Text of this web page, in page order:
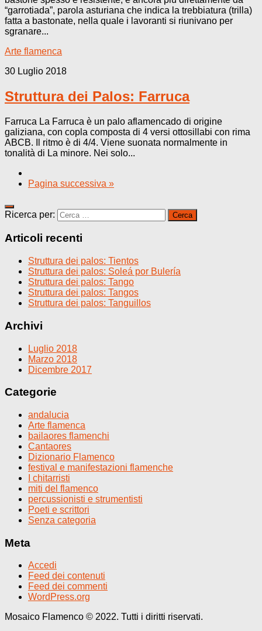
“garrotiada”, parola asturiana che indica la trebbiatura (trilla)
fatta a bastonate, nella quale i lavoranti si riunivano per
sgranare...
Arte flamenca
30 Luglio 2018
Struttura dei Palos: Farruca
Farruca La Farruca è un palo aflamencado di origine
galiziana, con copla composta di 4 versi ottosillabi con rima
ABCB. Il ritmo è di 4/4. Viene suonata normalmente in
tonalità di La minore. Nei solo...
Pagina successiva »
Ricerca per:
Articoli recenti
Struttura dei palos: Tientos
Struttura dei palos: Soleá por Bulería
Struttura dei palos: Tango
Struttura dei palos: Tangos
Struttura dei palos: Tanguillos
Archivi
Luglio 2018
Marzo 2018
Dicembre 2017
Categorie
andalucia
Arte flamenca
bailaores flamenchi
Cantaores
Dizionario Flamenco
festival e manifestazioni flamenche
I chitarristi
miti del flamenco
percussionisti e strumentisti
Poeti e scrittori
Senza categoria
Meta
Accedi
Feed dei contenuti
Feed dei commenti
WordPress.org
Mosaico Flamenco © 2022. Tutti i diritti riservati.